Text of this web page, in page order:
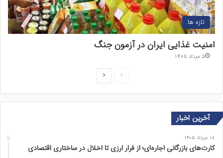
تازه ها
امنیت غذایی ایران در آزمون جنگ
۵ مرداد ۱۴۰۵
ح
ب
ح
ع
آخرین اخبار
۱۸ مرداد ۱۴۰۵
کارت‌های بازرگانی اجاره‌ای؛ از فرار ارزی تا اخلال در ساختاری اقتصادی